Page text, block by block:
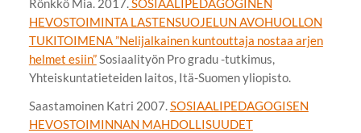
HEVOSTOIMINTA LASTENSUOJELUN AVOHUOLLON
TUKITOIMENA ”Nelijalkainen kuntouttaja nostaa arjen
helmet esiin”Sosiaalityön Pro gradu -tutkimus,
Yhteiskuntatieteiden laitos, Itä-Suomen yliopisto.
Saastamoinen Katri 2007.SOSIAALIPEDAGOGISEN
HEVOSTOIMINNAN MAHDOLLISUUDET